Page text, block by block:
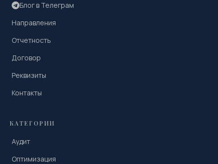
Блог в Телеграм
Направления
Отчетность
Договор
Реквизиты
Контакты
КАТЕГОРИИ
Аудит
Оптимизация